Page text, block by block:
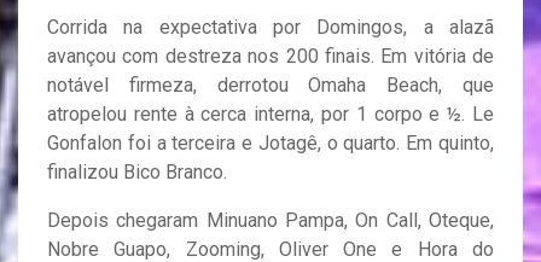
Corrida na expectativa por Domingos, a alazã
avançou com destreza nos 200 finais. Em vitória de
notável firmeza, derrotou Omaha Beach, que
atropelou rente à cerca interna, por 1 corpo e ½. Le
Gonfalon foi a terceira e Jotagê, o quarto. Em quinto,
finalizou Bico Branco.
Depois chegaram Minuano Pampa, On Call, Oteque,
Nobre Guapo, Zooming, Oliver One e Hora do